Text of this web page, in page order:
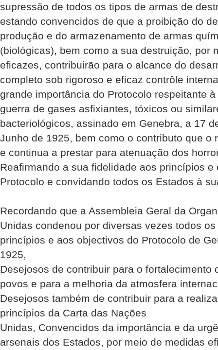
supressão de todos os tipos de armas de
estando convencidos de que a proibição do
produção e do armazenamento de armas
(biológicas), bem como a sua destruição, por
eficazes, contribuirão para o alcance do
completo sob rigoroso e eficaz contrôle
grande importância do Protocolo respeitante
guerra de gases asfixiantes, tóxicos ou
bacteriológicos, assinado em Genebra, a 17
Junho de 1925, bem como o contributo que o
e continua a prestar para atenuação dos
Reafirmando a sua fidelidade aos princípios e
Protocolo e convidando todos os Estados à
Recordando que a Assembleia Geral da
Unidas condenou por diversas vezes todos
princípios e aos objectivos do Protocolo de
1925,
Desejosos de contribuir para o fortalecimento
povos e para a melhoria da atmosfera
Desejosos também de contribuir para a
princípios da Carta das Nações
Unidas, Convencidos da importância e da
arsenais dos Estados, por meio de medidas